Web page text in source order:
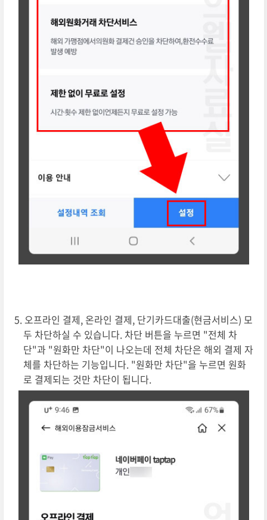
오프라인 결제, 온라인 결제, 단기카드대출(현금서비스) 모
두 차단하실 수 있습니다. 차단 버튼을 누르면 "전체 차
단"과 "원화만 차단"이 나오는데 전체 차단은 해외 결제 자
체를 차단하는 기능입니다. "원화만 차단"을 누르면 원화
로 결제되는 것만 차단이 됩니다.